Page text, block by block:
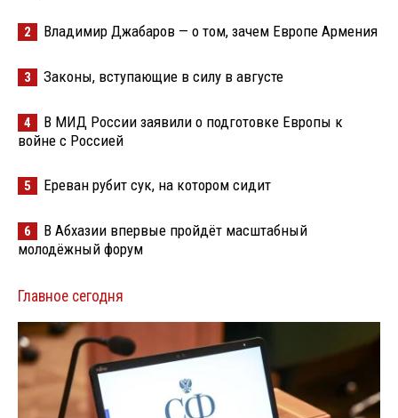
2 Владимир Джабаров — о том, зачем Европе Армения
3 Законы, вступающие в силу в августе
4
В МИД России заявили о подготовке Европы к
войне с Россией
5 Ереван рубит сук, на котором сидит
6
В Абхазии впервые пройдёт масштабный
молодёжный форум
Главное сегодня